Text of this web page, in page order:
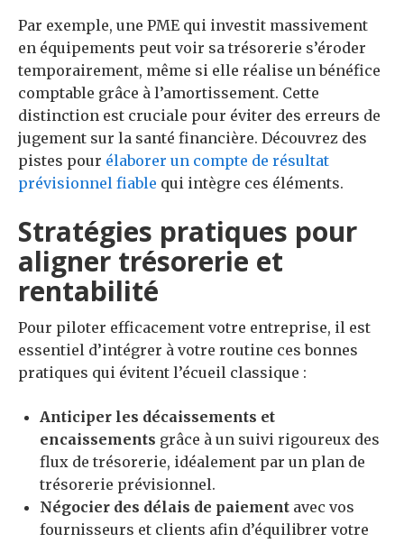
Par exemple, une PME qui investit massivement
en équipements peut voir sa trésorerie s’éroder
temporairement, même si elle réalise un bénéfice
comptable grâce à l’amortissement. Cette
distinction est cruciale pour éviter des erreurs de
jugement sur la santé financière. Découvrez des
pistes pour élaborer un compte de résultat
prévisionnel fiable qui intègre ces éléments.
Stratégies pratiques pour
aligner trésorerie et
rentabilité
Pour piloter efficacement votre entreprise, il est
essentiel d’intégrer à votre routine ces bonnes
pratiques qui évitent l’écueil classique :
Anticiper les décaissements et
encaissements grâce à un suivi rigoureux des
flux de trésorerie, idéalement par un plan de
trésorerie prévisionnel.
Négocier des délais de paiement avec vos
fournisseurs et clients afin d’équilibrer votre